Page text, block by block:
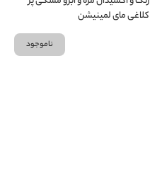
کلاغی مای لمینیشن
ناموجود